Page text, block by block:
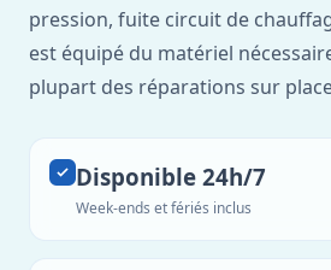
pression, fuite circuit de
est équipé du matériel
plupart des réparations sur
Disponible 24h/7
Week-ends et fériés inclus